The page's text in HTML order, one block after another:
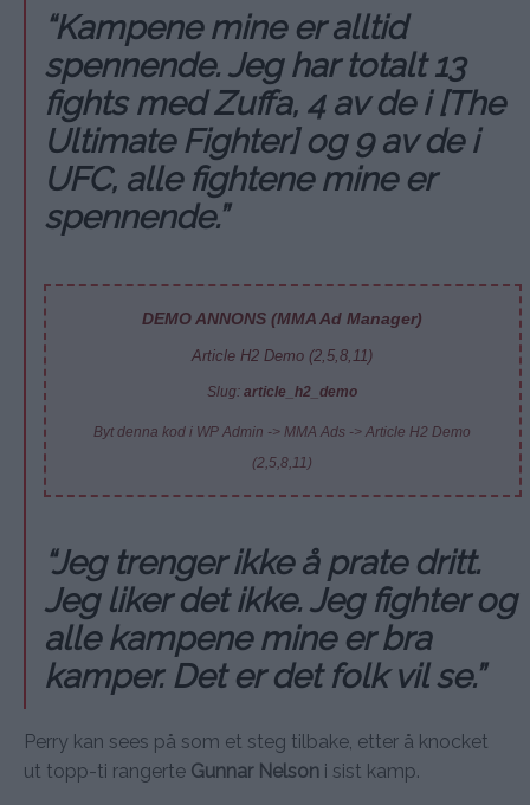
“Kampene mine er alltid
spennende. Jeg har totalt 13
fights med Zuffa, 4 av de i [The
Ultimate Fighter] og 9 av de i
UFC, alle fightene mine er
spennende.”
DEMO ANNONS (MMA Ad Manager)
Article H2 Demo (2,5,8,11)
Slug:article_h2_demo
Byt denna kod i WP Admin -> MMA Ads -> Article H2 Demo
(2,5,8,11)
“Jeg trenger ikke å prate dritt.
Jeg liker det ikke. Jeg fighter og
alle kampene mine er bra
kamper. Det er det folk vil se.”
Perry kan sees på som et steg tilbake, etter å knocket
ut topp-ti rangerte Gunnar Nelson i sist kamp.